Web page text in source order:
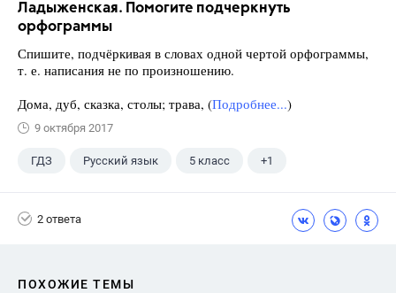
Ладыженская. Помогите подчеркнуть
орфограммы
Спишите, подчёркивая в словах одной чертой орфограммы,
т. е. написания не по произношению.
Дома, дуб, сказка, столы; трава, (Подробнее...)
9 октября 2017
ГДЗ Русский язык 5 класс +1
2 ответа
ПОХОЖИЕ ТЕМЫ